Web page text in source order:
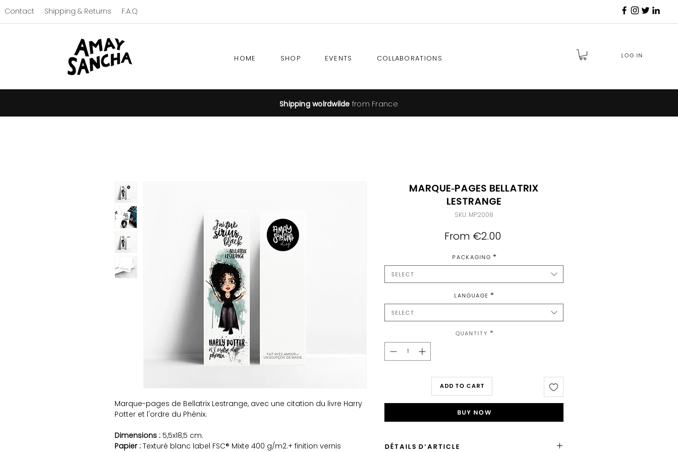
HOME SHOP EVENTS COLLABORATIONS Log in
Contact Shipping & Returns F.A.Q
Marque-pages de Bellatrix Lestrange, avec une citation du livre Harry
Potter et l'ordre du Phénix.
Dimensions : 5,5x18,5 cm.
Papier : Texturé blanc label FSC® Mixte 400 g/m2.+ finition vernis
Marque-pages Bellatrix
Lestrange
SKU: MP2008
From €2.00Sale
Packaging *
Select
Language *
Select
Quantity *
Add to Cart
Buy Now
DÉTAILS D'ARTICLE
Shipping wolrdwilde from France